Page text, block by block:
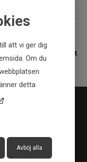
att vi ger dig
Om du
detta
Avböj alla